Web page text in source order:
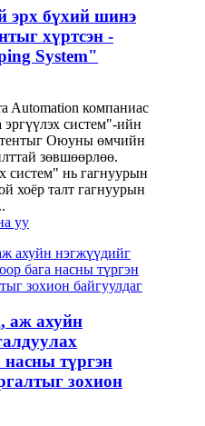
эрх бүхий шинэ
хүртсэн -
System"
Automation компаниас
эргүүлэх систем"-ийн
Оюуны өмчийн
зөвшөөрлөө.
систем" нь гагнуурын
хоёр талт гагнуурын
уу
аж ахуйн
насны түргэн
зохион